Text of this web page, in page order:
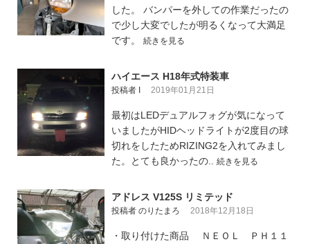
した。 バンパーを外しての作業だったの
で少し大変でしたが明るくなって大満足
です。 続きを見る
ハイエース H18年式特装車
投稿者 I 2019年01月21日
最初はLEDデュアルフォグが気になって
いましたがHIDヘッドライトが2度目の球
切れをしたためRIZING2を入れてみまし
た。とても良かったの.. 続きを見る
アドレス V125S リミテッド
投稿者 のりたまろ 2018年12月18日
・取り付けた商品 ＮＥＯＬ ＰＨ１１